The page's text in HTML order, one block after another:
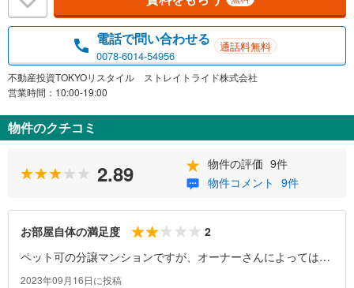
電話で問い合わせる
0078-6014-54956
通話料無料
不動産投資TOKYOリスタイル ストレイトライド株式会社
営業時間：10:00-19:00
物件のクチコミ
2.89 物件の評価 9件
物件コメント 9件
お部屋自体の満足度
2
ペット可の分譲マンションですが、オーナーさんによっては不
可。近隣の騒音は全然感じなくて我が物空間でした。部屋によ
2023年09月16日に投稿